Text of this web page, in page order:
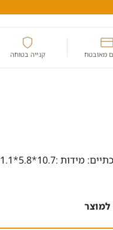
מאובטח קנייה בטוחה
בנוסף המוצר כולל מגנט להדבקה על מקומות מתכתיים: מידות :10.7*5.8*1.1